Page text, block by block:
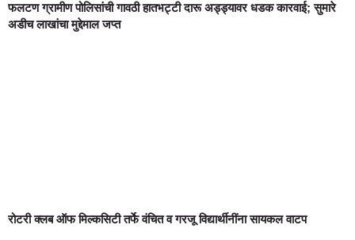
फलटण ग्रामीण पोलिसांची गावठी हातभट्टी दारू अड्ड्यावर धडक कारवाई; सुमारे
अडीच लाखांचा मुद्देमाल जप्त
रोटरी क्लब ऑफ मिल्कसिटी तर्फे वंचित व गरजू विद्यार्थीनींना सायकल वाटप